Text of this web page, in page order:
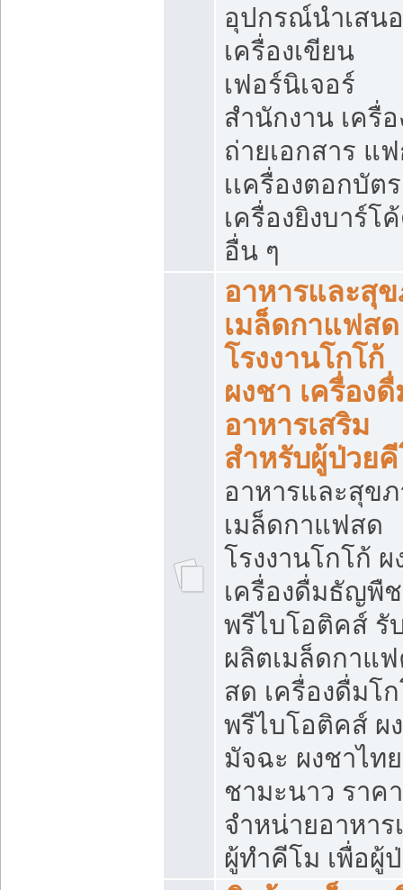
อุปกรณ์นำเสน
เครื่องเขียน
เฟอร์นิเจอร์
สำนักงาน เครื่อ
ถ่ายเอกสาร แ
เเครื่องตอกบัตร
เครื่องยิงบาร์โ
อื่น ๆ
อาหารและสุ
เมล็ดกาแฟสด
โรงงานโกโก้
ผงชา เครื่อง
อาหารเสริม
สำหรับผู้ป่วย
อาหารและสุข
เมล็ดกาแฟสด
โรงงานโกโก้ ผ
เครื่องดื่มธัญพืช
พรีไบโอติคส์ รั
ผลิตเมล็ดกาแ
สด เครื่องดื่มโ
พรีไบโอติคส์ ผง
มัจฉะ ผงชาไท
ชามะนาว ราค
จำหน่ายอาหาร
ผู้ทำคีโม เพื่อผู้